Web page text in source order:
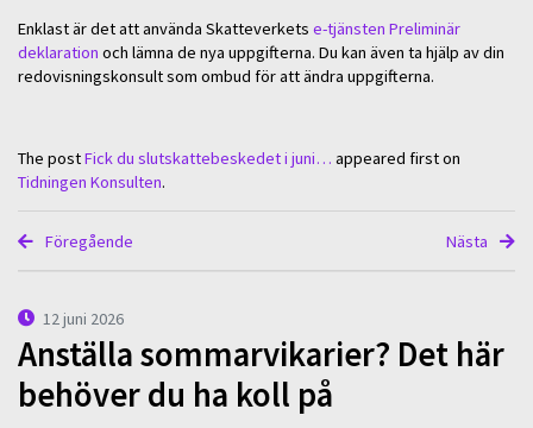
Enklast är det att använda Skatteverkets e-tjänsten Preliminär
deklaration och lämna de nya uppgifterna. Du kan även ta hjälp av din
redovisningskonsult som ombud för att ändra uppgifterna.
The postFick du slutskattebeskedet i juni… appeared first on
Tidningen Konsulten.
Föregående Nästa
12 juni 2026
Anställa sommarvikarier? Det här
behöver du ha koll på